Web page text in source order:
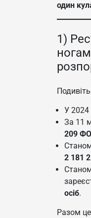
один
1)
У 2024
За 11
209
2 181
осіб.
Разом